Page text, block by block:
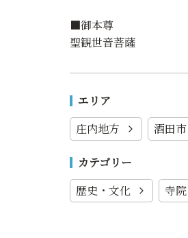
■御本尊
聖観世音菩薩
エリア
庄内地方
酒田市
カテゴリー
歴史・文化
寺院